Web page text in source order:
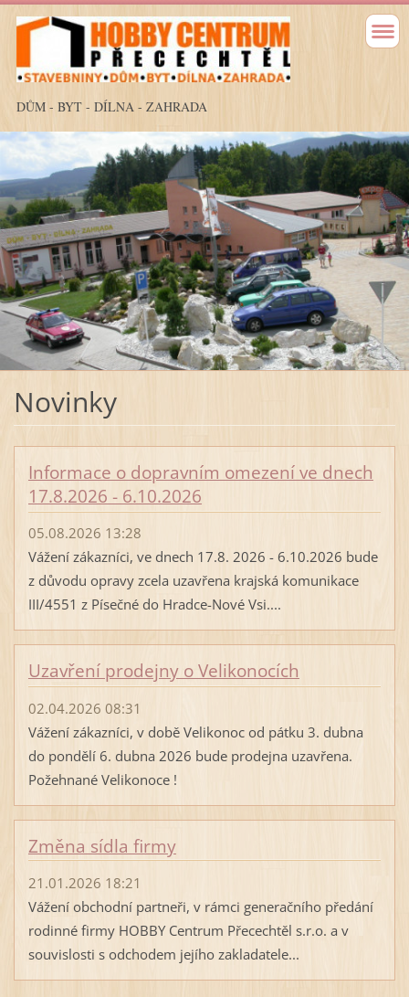
DŮM - BYT - DÍLNA - ZAHRADA
Novinky
Informace o dopravním omezení ve dnech
17.8.2026 - 6.10.2026
05.08.2026 13:28
Vážení zákazníci, ve dnech 17.8. 2026 - 6.10.2026 bude
z důvodu opravy zcela uzavřena krajská komunikace
III/4551 z Písečné do Hradce-Nové Vsi....
Uzavření prodejny o Velikonocích
02.04.2026 08:31
Vážení zákazníci, v době Velikonoc od pátku 3. dubna
do pondělí 6. dubna 2026 bude prodejna uzavřena.
Požehnané Velikonoce !
Změna sídla firmy
21.01.2026 18:21
Vážení obchodní partneři, v rámci generačního předání
rodinné firmy HOBBY Centrum Přecechtěl s.r.o. a v
souvislosti s odchodem jejího zakladatele...